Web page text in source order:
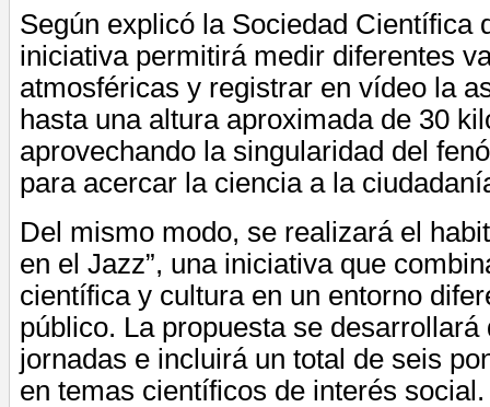
Según explicó la Sociedad Científica
iniciativa permitirá medir diferentes
atmosféricas y registrar en vídeo la
hasta una altura aproximada de 30
aprovechando la singularidad del
para acercar la ciencia a la
Del mismo modo, se realizará el
en el Jazz”, una iniciativa que
científica y cultura en un entorno
público. La propuesta se desarrollará
jornadas e incluirá un total de seis
en temas científicos de interés social.